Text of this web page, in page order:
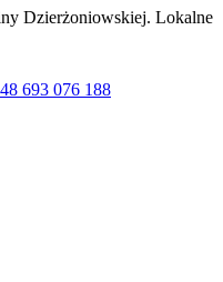
Dzierżoniowskiej. Lokalne
693 076 188